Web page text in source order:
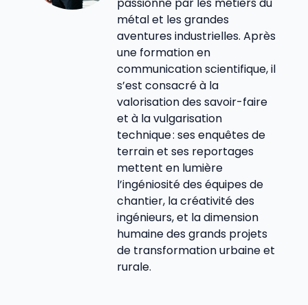
métal et les grandes
aventures industrielles. Après
une formation en
communication scientifique, il
s’est consacré à la
valorisation des savoir-faire
et à la vulgarisation
technique : ses enquêtes de
terrain et ses reportages
mettent en lumière
l’ingéniosité des équipes de
chantier, la créativité des
ingénieurs, et la dimension
humaine des grands projets
de transformation urbaine et
rurale.